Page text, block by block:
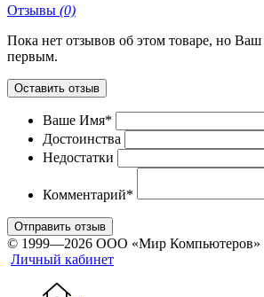
Отзывы (0)
Пока нет отзывов об этом товаре, но
первым.
Оставить отзыв
Ваше Имя*
Достоинства
Недостатки
Комментарий*
Отправить отзыв
© 1999—2026 ООО «Мир Компьютеров»
Личный кабинет